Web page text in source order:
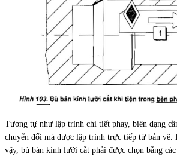
Tương tự như lập trình chi tiết phay, biên dạng
chuyển đổi mà được lập trình trực tiếp từ bản vẽ.
vậy, bù bán kính lưỡi cắt phải được chọn bằng